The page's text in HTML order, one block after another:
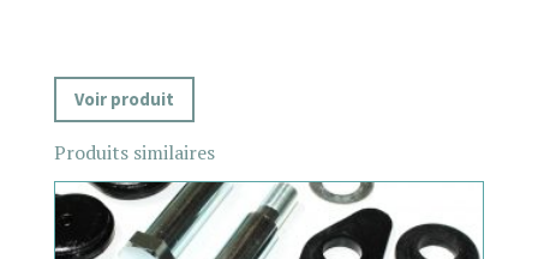
Voir produit
Produits similaires